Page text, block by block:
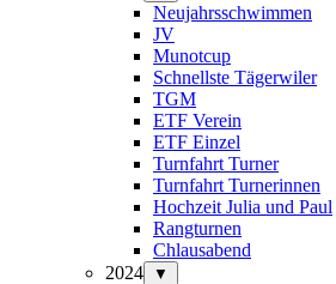
Neujahrsschwimmen
JV
Munotcup
Schnellste Tägerwiler
TGM
ETF Verein
ETF Einzel
Turnfahrt Turner
Turnfahrt Turnerinnen
Hochzeit Julia und Paul
Rangturnen
Chlausabend
2024
▼